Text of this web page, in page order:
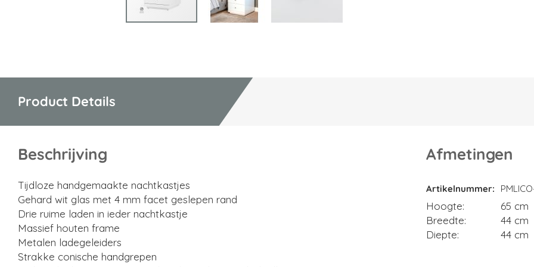
begin
gallerij
Product Details
Beschrijving
Tijdloze handgemaakte nachtkastjes
Gehard wit glas met 4 mm facet geslepen rand
Drie ruime laden in ieder nachtkastje
Massief houten frame
Metalen ladegeleiders
Strakke conische handgrepen
Afmetingen
Afmetingen
Artikelnummer
Hoogte
65 cm
Breedte
44 cm
Diepte
44 cm